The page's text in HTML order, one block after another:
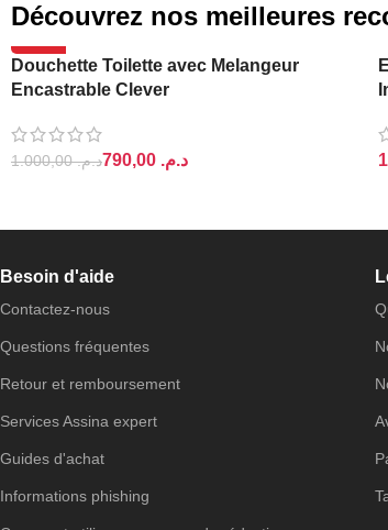
Découvrez nos meilleures
-21%
Douchette Toilette avec Melangeur
Encastrable Clever
د.م.1.000,00 د.م.
Besoin d'aide
Contactez-nous
Questions fréquentes
Retour et remboursement
Services Assina expert
Guides d'achat
Informations phishing